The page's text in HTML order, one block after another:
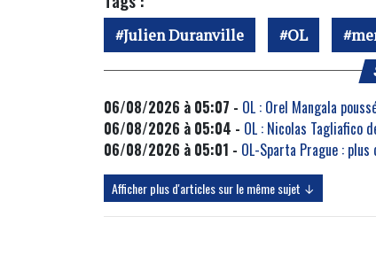
Julien Duranville OL
06/08/2026 à 05:07 - OL : Orel Mangala
06/08/2026 à 05:04 - OL : Nicolas Tagliafico
06/08/2026 à 05:01 - OL-Sparta Prague :
Afficher plus d'articles sur le même sujet ↓